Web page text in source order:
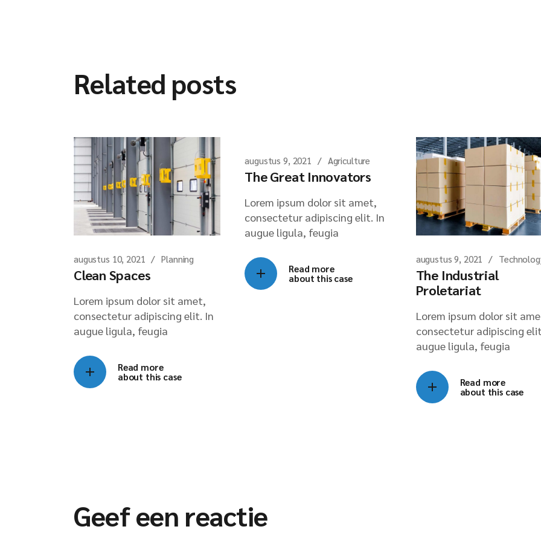
Related posts
augustus 10, 2021 Planning
Clean Spaces
Lorem ipsum dolor sit amet,
consectetur adipiscing elit. In
augue ligula, feugia
Read more
about this case
augustus 9, 2021 Agriculture
The Great Innovators
Lorem ipsum dolor sit amet,
consectetur adipiscing elit. In
augue ligula, feugia
Read more
about this case
augustus 9, 2021
The Industrial
Proletariat
Lorem ipsum dolor sit
consectetur adipiscing
augue ligula, feugia
Read more
about this case
Geef een reactie